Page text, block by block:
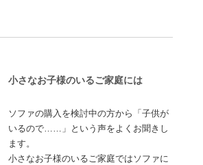
小さなお子様のいるご家庭には
ソファの購入を検討中の方から「子供が
いるので……」という声をよくお聞きし
ます。
小さなお子様のいるご家庭ではソファに